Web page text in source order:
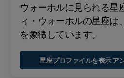
ウォーホルに見られる星
ィ・ウォーホルの星座は
を象徴しています。
星座プロファイルを表示 ア